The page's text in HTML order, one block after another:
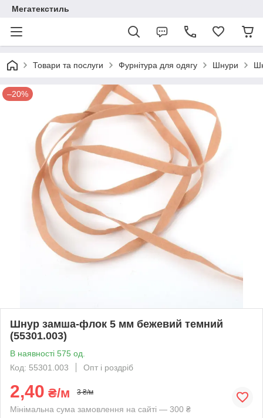
Мегатекстиль
Товари та послуги Фурнітура для одягу Шнури
–20%
Шнур замша-флок 5 мм бежевий темний
(55301.003)
В наявності 575 од.
Код: 55301.003
Опт і роздріб
2,40 ₴/м 3 ₴/м
Мінімальна сума замовлення на сайті — 300 ₴